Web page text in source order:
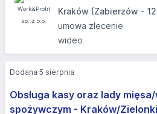
Kraków (Zabierzów -
umowa zlecenie
wideo
Obsługa kasy oraz lady
spożywczym - Kraków/Zielonki
Dodana 5 sierpnia